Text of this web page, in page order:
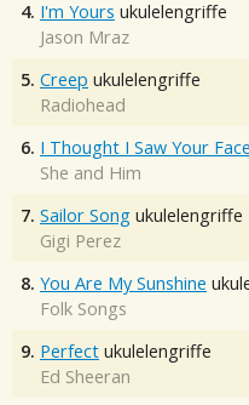
4. I'm Yours ukulelengriffe
Jason Mraz
5. Creep ukulelengriffe
Radiohead
6. I Thought I Saw Your
She and Him
7. Sailor Song ukulelengriffe
Gigi Perez
8. You Are My Sunshine
Folk Songs
9. Perfect ukulelengriffe
Ed Sheeran